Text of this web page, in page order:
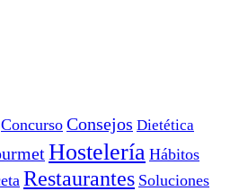
Concurso Consejos Dietética
Hostelería Hábitos
Restaurantes Soluciones